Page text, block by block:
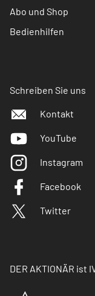
Abo und Shop
Bedienhilfen
Schreiben Sie uns
Kontakt
YouTube
Instagram
Facebook
Twitter
DER AKTIONÄR ist